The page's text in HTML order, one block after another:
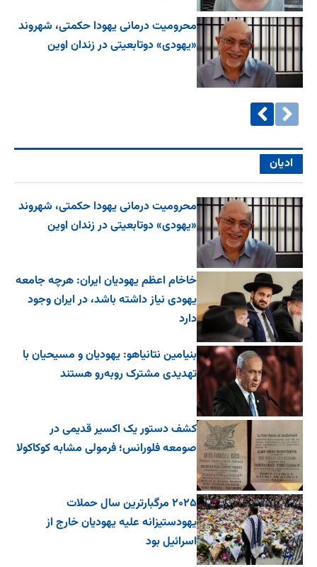
محرومیت درمانی یهودا حکمتی، شهروند
«یهودی» دوتابعیتی در زندان اوین
ادیان
محرومیت درمانی یهودا حکمتی، شهروند
«یهودی» دوتابعیتی در زندان اوین
خاخام اعظم یهودیان ایران: هرچه جامعه
یهودی نیاز داشته باشد، در ایران وجود
دارد
بنیامین نتانیاهو: یهودیان و مسیحیان با
تهدیدی مشترک روبه‌رو هستند
کشف دستور یک اکسیر قدیمی در
صومعه فلورانس؛ فرمولی مشابه کوکاکولا
۲۰۲۵ مرگبارترین سال حملات
یهودستیزانه علیه یهودیان خارج از
اسرائیل بود